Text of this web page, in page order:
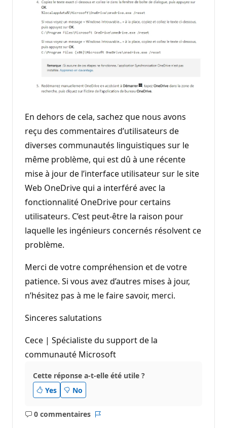
En dehors de cela, sachez que nous avons
reçu des commentaires d’utilisateurs de
diverses communautés linguistiques sur le
même problème, qui est dû à une récente
mise à jour de l’interface utilisateur sur le site
Web OneDrive qui a interféré avec la
fonctionnalité OneDrive pour certains
utilisateurs. C’est peut-être la raison pour
laquelle les ingénieurs concernés résolvent ce
problème.
Merci de votre compréhension et de votre
patience. Si vous avez d’autres mises à jour,
n’hésitez pas à me le faire savoir, merci.
Sinceres salutations
Cece | Spécialiste du support de la
communauté Microsoft
Cette réponse a-t-elle été utile ?
Yes
No
0 commentaires
Aucun
Rapport